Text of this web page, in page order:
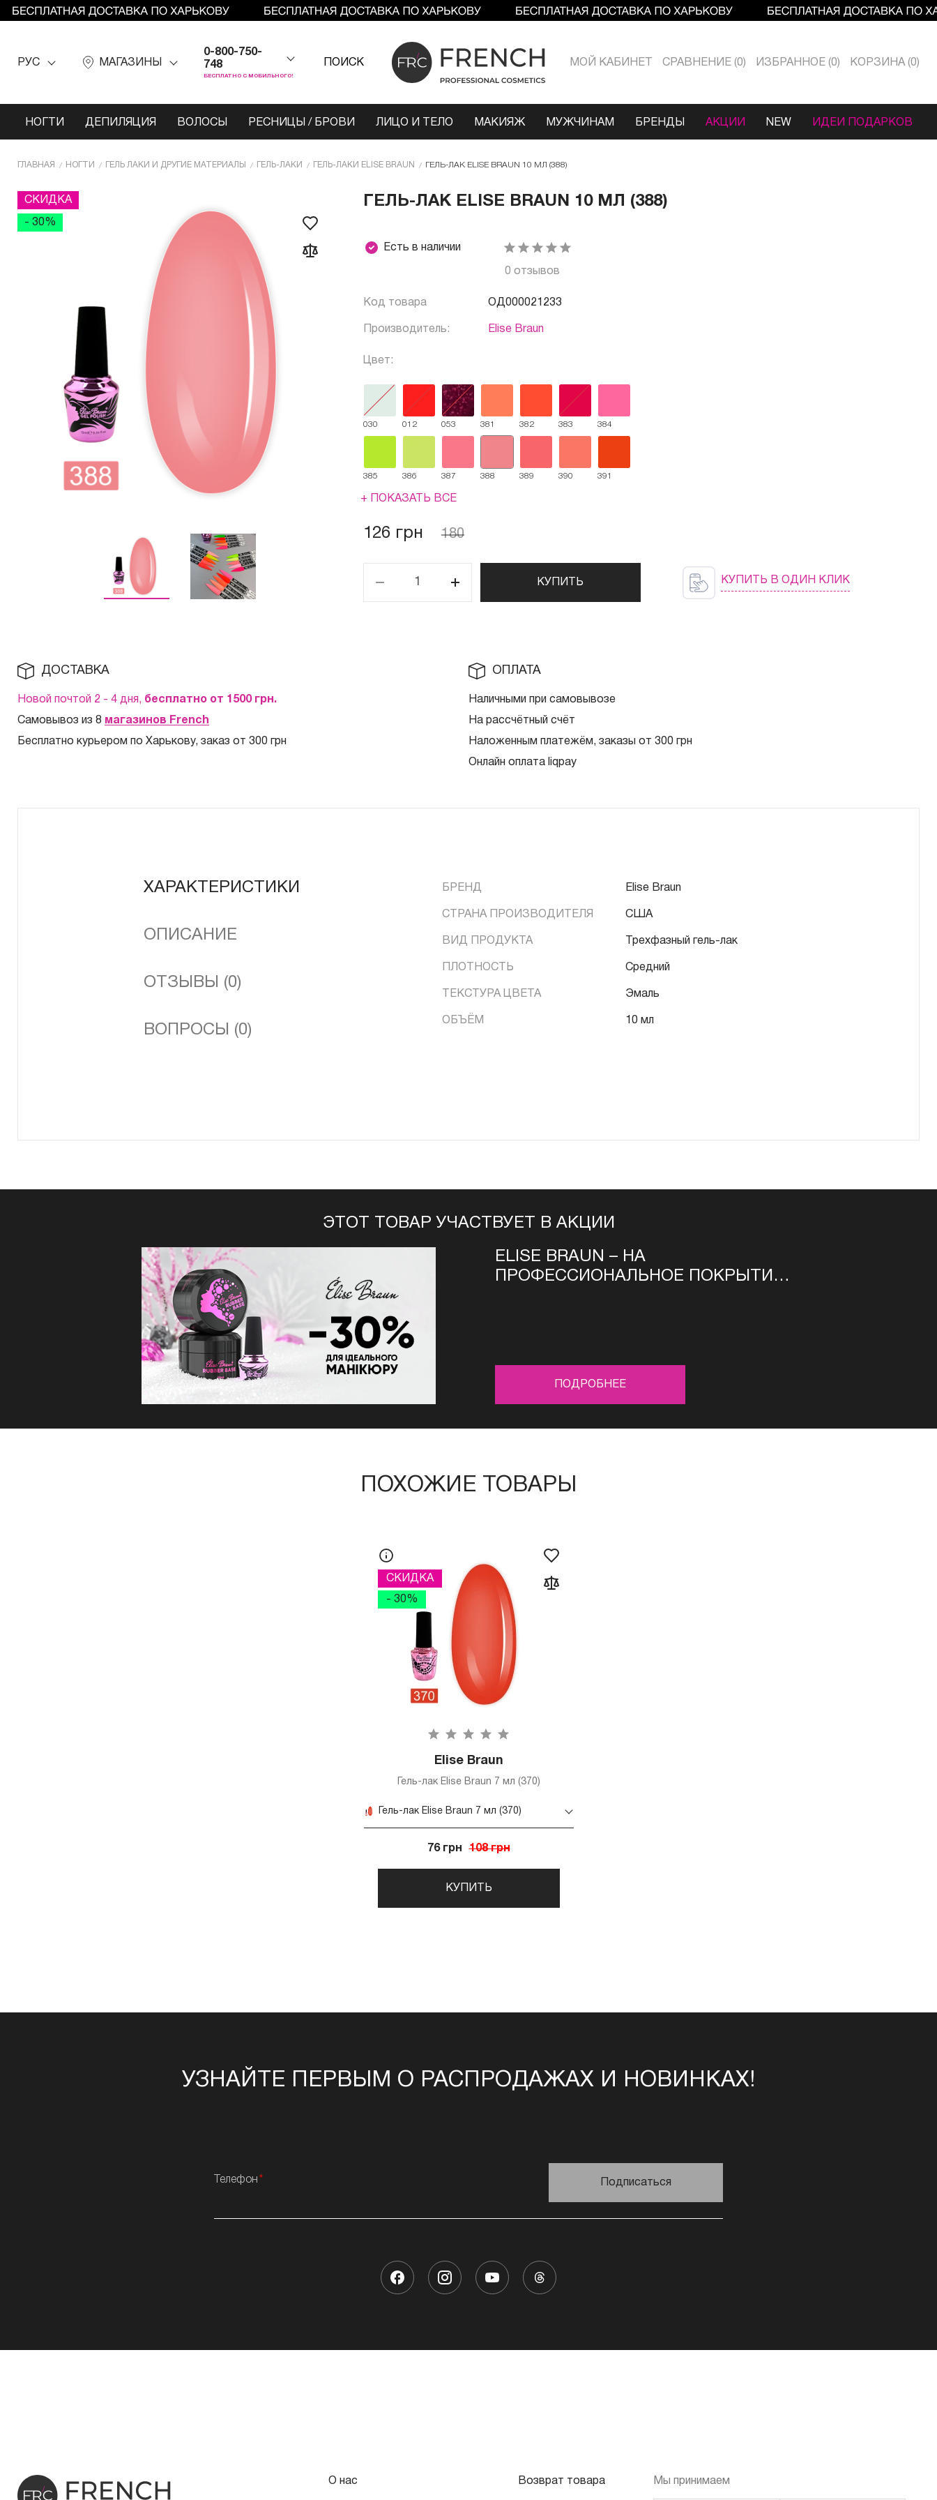
РУС МАГАЗИНЫ
0-800-750-
748
БЕСПЛАТНО С МОБИЛЬНОГО!
ПОИСК МОЙ КАБИНЕТ СРАВНЕНИЕ 0 ИЗБРАННОЕ 0 КОРЗИНА 0
НОГТИ ДЕПИЛЯЦИЯ ВОЛОСЫ РЕСНИЦЫ / БРОВИ ЛИЦО И ТЕЛО МАКИЯЖ МУЖЧИНАМ БРЕНДЫ АКЦИИ NEW ИДЕИ ПОДАРКОВ
ГЛАВНАЯ НОГТИ ГЕЛЬ ЛАКИ И ДРУГИЕ МАТЕРИАЛЫ ГЕЛЬ-ЛАКИ ГЕЛЬ-ЛАКИ ELISE BRAUN ГЕЛЬ-ЛАК ELISE BRAUN 10 МЛ (388)
СКИДКА
- 30%
ГЕЛЬ-ЛАК ELISE BRAUN 10 МЛ (388)
Есть в наличии
0 отзывов
Код товара ОД000021233
Производитель: Elise Braun
Цвет:
030 012 053 381 382 383 384
385 386 387 388 389 390 391
+ ПОКАЗАТЬ ВСЕ
126 грн 180
КУПИТЬ КУПИТЬ В ОДИН КЛИК
ДОСТАВКА
Новой почтой 2 - 4 дня, бесплатно от 1500 грн.
Самовывоз из 8 магазинов French
Бесплатно курьером по Харькову, заказ от 300 грн
ОПЛАТА
Наличными при самовывозе
На рассчётный счёт
Наложенным платежём, заказы от 300 грн
Онлайн оплата liqpay
ХАРАКТЕРИСТИКИ
ОПИСАНИЕ
ОТЗЫВЫ (0)
ВОПРОСЫ (0)
БРЕНД Elise Braun
СТРАНА ПРОИЗВОДИТЕЛЯ США
ВИД ПРОДУКТА Трехфазный гель-лак
ПЛОТНОСТЬ Средний
ТЕКСТУРА ЦВЕТА Эмаль
ОБЪЁМ 10 мл
ЭТОТ ТОВАР УЧАСТВУЕТ В АКЦИИ
ELISE BRAUN – НА
ПРОФЕССИОНАЛЬНОЕ ПОКРЫТИЕ
ПОДРОБНЕЕ
ПОХОЖИЕ ТОВАРЫ
СКИДКА
- 30%
Elise Braun
Гель-лак Elise Braun 7 мл (370)
Гель-лак Elise Braun 7 мл (370)
76 грн 108 грн
КУПИТЬ
УЗНАЙТЕ ПЕРВЫМ О РАСПРОДАЖАХ И НОВИНКАХ!
Телефон Подписаться
О нас Возврат товара Мы принимаем